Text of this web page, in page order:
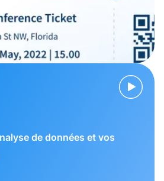
de données et vos